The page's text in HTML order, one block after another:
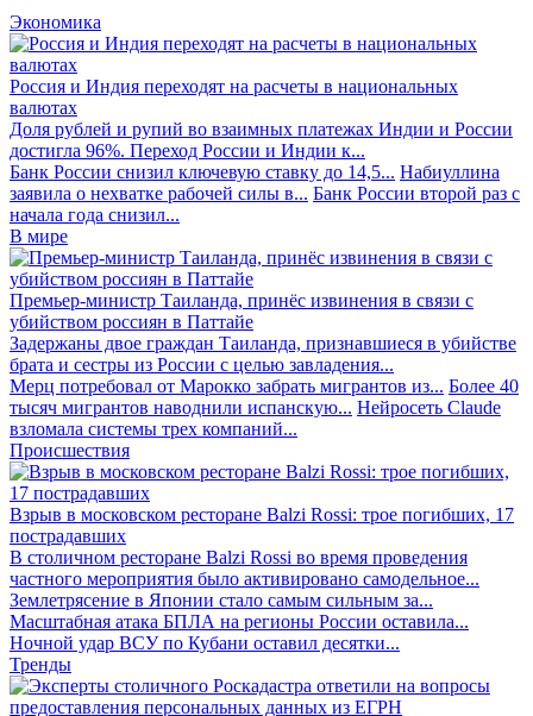
Экономика
Россия и Индия переходят на расчеты в национальных
валютах
Доля рублей и рупий во взаимных платежах Индии и России
достигла 96%. Переход России и Индии к...
Банк России снизил ключевую ставку до 14,5... Набиуллина
заявила о нехватке рабочей силы в... Банк России второй раз с
начала года снизил...
В мире
Премьер-министр Таиланда, принёс извинения в связи с
убийством россиян в Паттайе
Задержаны двое граждан Таиланда, признавшиеся в убийстве
брата и сестры из России с целью завладения...
Мерц потребовал от Марокко забрать мигрантов из... Более 40
тысяч мигрантов наводнили испанскую... Нейросеть Claude
взломала системы трех компаний...
Происшествия
Взрыв в московском ресторане Balzi Rossi: трое погибших, 17
пострадавших
В столичном ресторане Balzi Rossi во время проведения
частного мероприятия было активировано самодельное...
Землетрясение в Японии стало самым сильным за...
Масштабная атака БПЛА на регионы России оставила...
Ночной удар ВСУ по Кубани оставил десятки...
Тренды